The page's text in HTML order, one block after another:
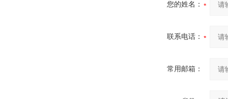
您的姓名：
联系电话：
常用邮箱：